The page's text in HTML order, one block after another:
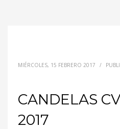
MIÉRCOLES, 15 FEBRERO 2017 /
CANDELAS
2017